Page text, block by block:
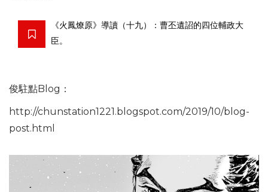
《火鳳燎原》導讀（十九）：曹丕遺詔的四位輔政大
臣。
俊駐點Blog：
http://chunstation1221.blogspot.com/2019/10/blog-
post.html